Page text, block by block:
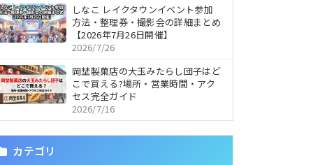
しなこ レイクタウンイベント参加
方法・整理券・撮影会の詳細まとめ
【2026年7月26日開催】
2026/7/26
岡埜製菓店の大玉みたらし団子はど
こで買える?場所・営業時間・アク
セス完全ガイド
2026/7/16
カテゴリ